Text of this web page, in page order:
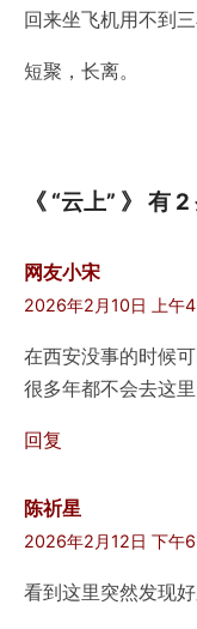
回来坐飞机用不到
短聚，长离。
《 “云上” 》 有
网友小宋
2026年2月10日 上午
在西安没事的时候
很多年都不会去这里
回复
陈祈星
2026年2月12日 下午
看到这里突然发现